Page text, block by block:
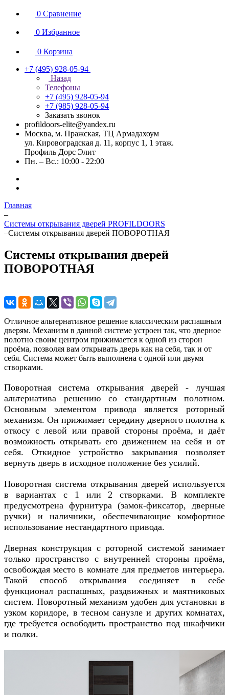
0 Сравнение
0 Избранное
0 Корзина
+7 (495) 928-05-94
Назад
Телефоны
+7 (495) 928-05-94
+7 (985) 928-05-94
Заказать звонок
profildoors-elite@yandex.ru
Москва, м. Пражская, ТЦ Армадахоум
ул. Кировоградская д. 11, корпус 1, 1 этаж.
Профиль Дорс Элит
Пн. – Вс.: 10:00 - 22:00
Главная
–
Системы открывания дверей PROFILDOORS
–Системы открывания дверей ПОВОРОТНАЯ
Системы открывания дверей
ПОВОРОТНАЯ
Отличное альтернативное решение классическим распашным
дверям. Механизм в данной системе устроен так, что дверное
полотно своим центром прижимается к одной из сторон
проёма, позволяя вам открывать дверь как на себя, так и от
себя. Система может быть выполнена с одной или двумя
створками.
Поворотная система открывания дверей - лучшая
альтернатива решению со стандартным полотном.
Основным элементом привода является роторный
механизм. Он прижимает середину дверного полотна к
откосу с левой или правой стороны проёма, и даёт
возможность открывать его движением на себя и от
себя. Откидное устройство закрывания позволяет
вернуть дверь в исходное положение без усилий.
Поворотная система открывания дверей используется
в вариантах с 1 или 2 створками. В комплекте
предусмотрена фурнитура (замок-фиксатор, дверные
ручки) и наличники, обеспечивающие комфортное
использование нестандартного привода.
Дверная конструкция с роторной системой занимает
только пространство с внутренней стороны проёма,
освобождая место в комнате для предметов интерьера.
Такой способ открывания соединяет в себе
функционал распашных, раздвижных и маятниковых
систем. Поворотный механизм удобен для установки в
узком коридоре, в тесном санузле и других комнатах,
где требуется освободить пространство под шкафчики
и полки.